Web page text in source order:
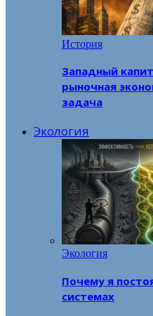
История
Западный
рыночная
задача
Экология
Экология
Почему я
системах